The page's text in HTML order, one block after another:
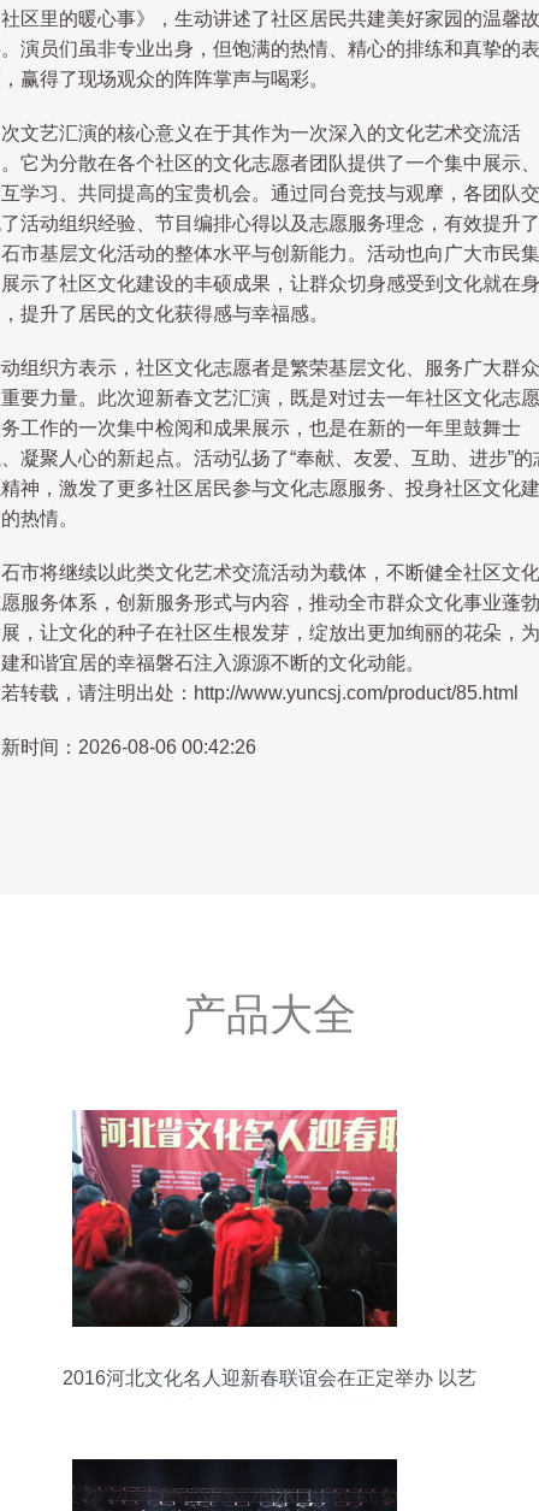
区里的暖心事》，生动讲述了社区居民共建美好家园的温馨故
演员们虽非专业出身，但饱满的热情、精心的排练和真挚的表
赢得了现场观众的阵阵掌声与喝彩。
文艺汇演的核心意义在于其作为一次深入的文化艺术交流活
它为分散在各个社区的文化志愿者团队提供了一个集中展示、
学习、共同提高的宝贵机会。通过同台竞技与观摩，各团队交
活动组织经验、节目编排心得以及志愿服务理念，有效提升了
市基层文化活动的整体水平与创新能力。活动也向广大市民集
示了社区文化建设的丰硕成果，让群众切身感受到文化就在身
提升了居民的文化获得感与幸福感。
组织方表示，社区文化志愿者是繁荣基层文化、服务广大群众
要力量。此次迎新春文艺汇演，既是对过去一年社区文化志愿
工作的一次集中检阅和成果展示，也是在新的一年里鼓舞士
凝聚人心的新起点。活动弘扬了“奉献、友爱、互助、进步”的
神，激发了更多社区居民参与文化志愿服务、投身社区文化建
热情。
市将继续以此类文化艺术交流活动为载体，不断健全社区文化
服务体系，创新服务形式与内容，推动全市群众文化事业蓬勃
，让文化的种子在社区生根发芽，绽放出更加绚丽的花朵，为
和谐宜居的幸福磐石注入源源不断的文化动能。
转载，请注明出处：http://www.yuncsj.com/product/85.html
时间：2026-08-06 00:42:26
产品大全
2016河北文化名人迎新春联谊会在正定举办 以艺